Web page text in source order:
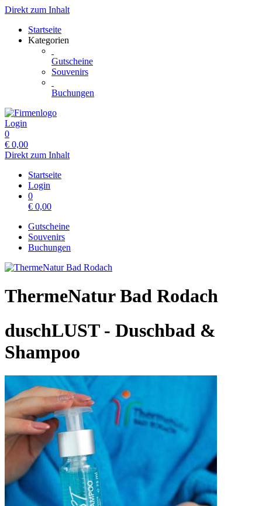
Direkt zum Inhalt
Startseite
Kategorien
Gutscheine
Souvenirs
Buchungen
Login
0
€ 0,00
Direkt zum Inhalt
Startseite
Login
0
€ 0,00
Gutscheine
Souvenirs
Buchungen
ThermeNatur Bad Rodach
duschLUST - Duschbad &
Shampoo